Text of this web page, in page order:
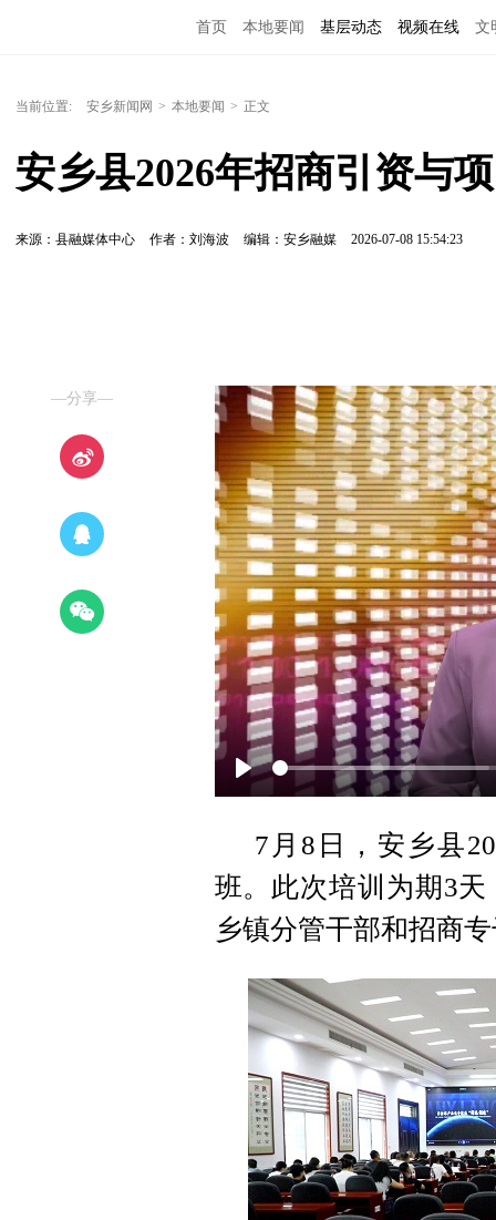
首页 本地要闻 基层动态 视频在线 文
当前位置: 安乡新闻网 > 本地要闻 > 正文
安乡县2026年招商引资与
来源：县融媒体中心 作者：刘海波 编辑：安乡融媒 2026-07-08 15:54:23
—分享—
P
y
7月8日，安乡县
班。此次培训为期3
乡镇分管干部和招商